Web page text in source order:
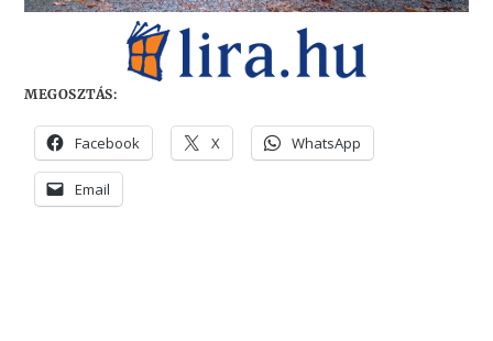
MEGOSZTÁS:
Facebook X WhatsApp
Email